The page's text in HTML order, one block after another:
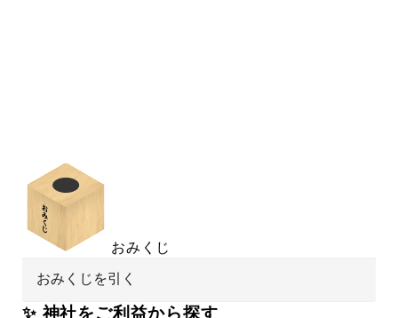
おみくじ
おみくじを引く
✨ 神社をご利益から探す